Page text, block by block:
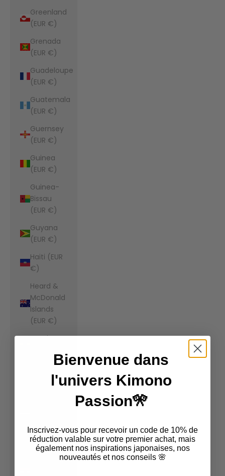
Greenland
(EUR €)
Grenada
(EUR €)
Guadeloupe
(EUR €)
Guatemala
(EUR €)
Guernsey
(EUR €)
Guinea
(EUR €)
Guinea-
Bissau
(EUR €)
Guyana
(EUR €)
Haiti (EUR
€)
Heard &
McDonald
Islands
(EUR €)
Honduras
Hong Kong
SAR (EUR
Iceland
(EUR €)
Bienvenue dans
l'univers Kimono
Passion🎌
Inscrivez-vous pour recevoir un code de 10% de
réduction valable sur votre premier achat, mais
également nos inspirations japonaises, nos
nouveautés et nos conseils 🌸